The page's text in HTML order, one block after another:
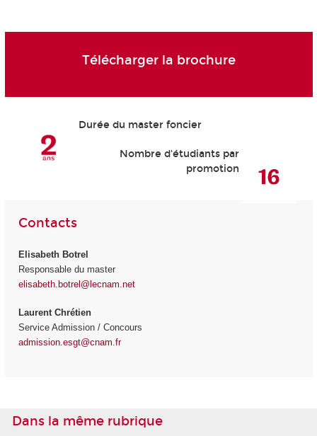
Télécharger la brochure
Durée du master foncier
Nombre d'étudiants par
promotion
Contacts
Elisabeth Botrel
Responsable du master
elisabeth.botrel@lecnam.net
Laurent Chrétien
Service Admission / Concours
admission.esgt@cnam.fr
Dans la même rubrique